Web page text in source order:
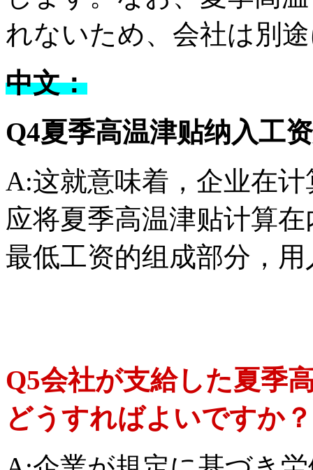
れないため、会社は別
中文：
Q4夏季高温津贴纳入工
A:这就意味着，企业在
应将夏季高温津贴计算
最低工资的组成部分，
Q5会社が支給した夏季
どうすればよいですか？